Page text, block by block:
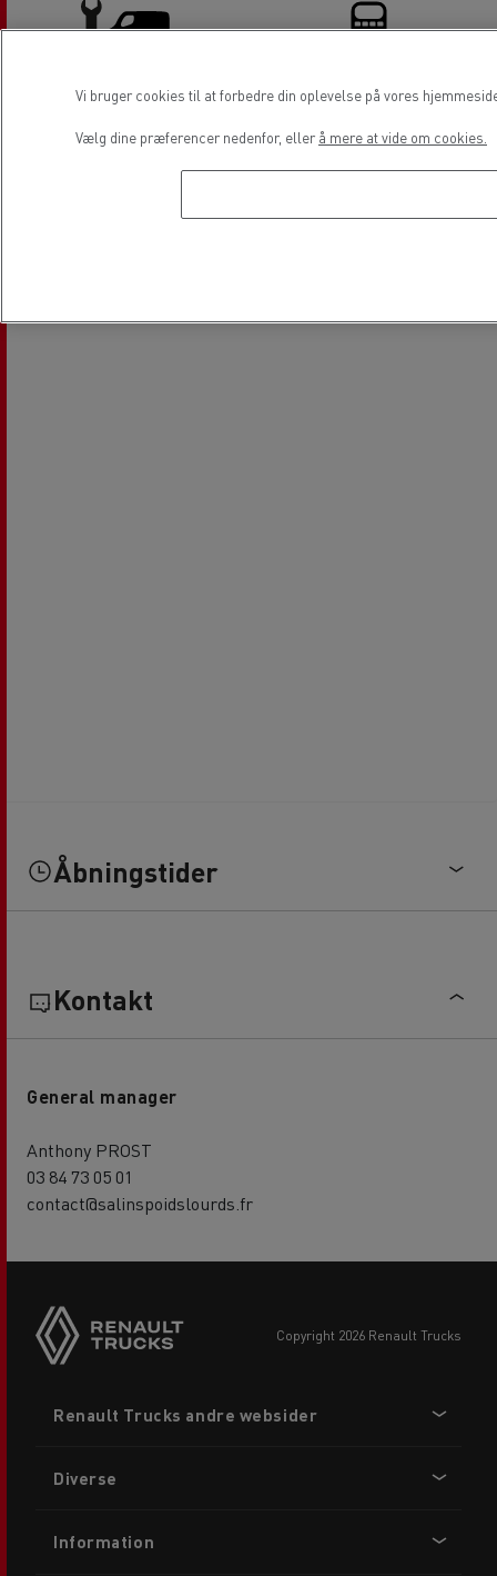
varebiler
Åbningstider
Kontakt
General manager
Anthony PROST
03 84 73 05 01
contact@salinspoidslourds.fr
copyright 2026 Renault Trucks
menu
Renault Trucks andre websider
Diverse
Information
Vi bruger cookies til at forbedre din oplevelse på vores
Vælg dine præferencer nedenfor, eller å mere at vide om cookies.